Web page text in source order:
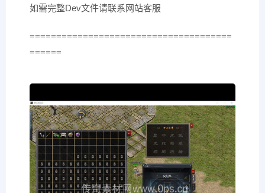
如需完整Dev文件请联系网站客服
======================================
======